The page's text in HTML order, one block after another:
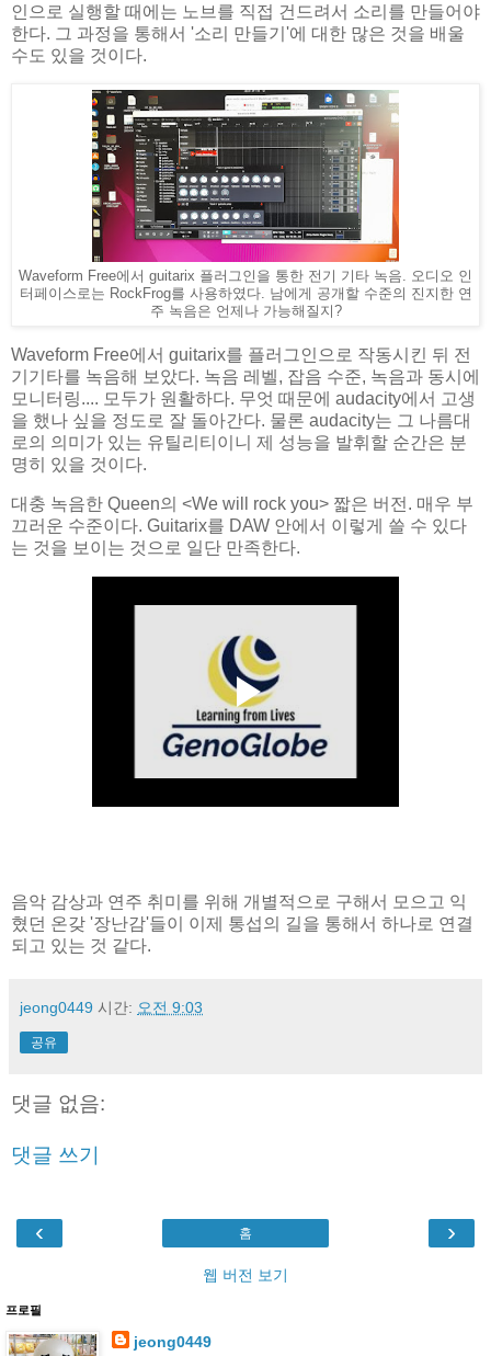
인으로 실행할 때에는 노브를 직접 건드려서 소리를 만들어야
한다. 그 과정을 통해서 '소리 만들기'에 대한 많은 것을 배울
수도 있을 것이다.
Waveform Free에서 guitarix 플러그인을 통한 전기 기타 녹음. 오디오 인
터페이스로는 RockFrog를 사용하였다. 남에게 공개할 수준의 진지한 연
주 녹음은 언제나 가능해질지?
Waveform Free에서 guitarix를 플러그인으로 작동시킨 뒤 전
기기타를 녹음해 보았다. 녹음 레벨, 잡음 수준, 녹음과 동시에
모니터링.... 모두가 원활하다. 무엇 때문에 audacity에서 고생
을 했나 싶을 정도로 잘 돌아간다. 물론 audacity는 그 나름대
로의 의미가 있는 유틸리티이니 제 성능을 발휘할 순간은 분
명히 있을 것이다.
대충 녹음한 Queen의 <We will rock you> 짧은 버전. 매우 부
끄러운 수준이다. Guitarix를 DAW 안에서 이렇게 쓸 수 있다
는 것을 보이는 것으로 일단 만족한다.
음악 감상과 연주 취미를 위해 개별적으로 구해서 모으고 익
혔던 온갖 '장난감'들이 이제 통섭의 길을 통해서 하나로 연결
되고 있는 것 같다.
jeong0449 시간: 오전 9:03
공유
댓글 없음:
댓글 쓰기
‹ ›
홈
웹 버전 보기
프로필
jeong0449